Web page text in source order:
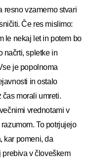
resno vzamemo stvari
Če res mislimo:
le nekaj let in potem bo
načrti, spletke in
je popolnoma
in ostalo
čas morali umreti.
vrednotami v
To potrjujejo
kar pomeni, da
prebiva v človeškem